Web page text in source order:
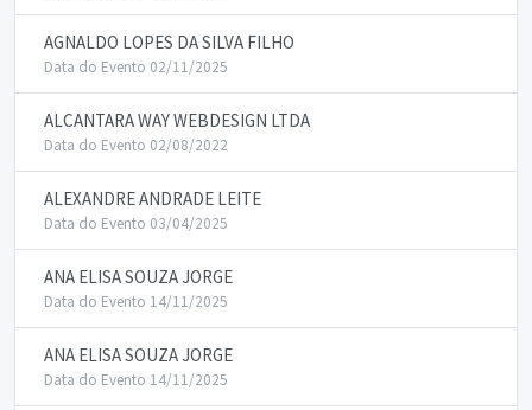
AGNALDO LOPES DA SILVA FILHO
Data do Evento 02/11/2025
ALCANTARA WAY WEBDESIGN LTDA
Data do Evento 02/08/2022
ALEXANDRE ANDRADE LEITE
Data do Evento 03/04/2025
ANA ELISA SOUZA JORGE
Data do Evento 14/11/2025
ANA ELISA SOUZA JORGE
Data do Evento 14/11/2025